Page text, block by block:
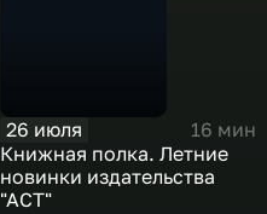
26 июля
16 мин
Книжная полка. Летние
новинки издательства
"АСТ"